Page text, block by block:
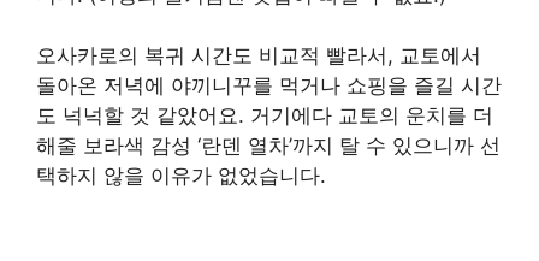
오사카로의 복귀 시간도 비교적 빨라서, 교토에서
돌아온 저녁에 야끼니꾸를 먹거나 쇼핑을 즐길 시간
도 넉넉할 것 같았어요. 거기에다 교토의 운치를 더
해줄 보라색 감성 ‘란덴 열차’까지 탈 수 있으니까 선
택하지 않을 이유가 없었습니다.